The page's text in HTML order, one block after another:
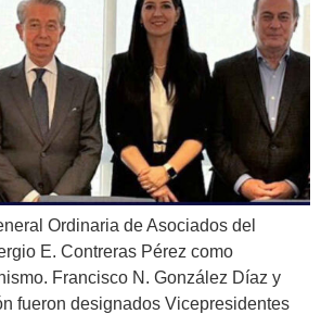
Ordinaria de Asociados del
E. Contreras Pérez como
Francisco N. González Díaz y
fueron designados Vicepresidentes